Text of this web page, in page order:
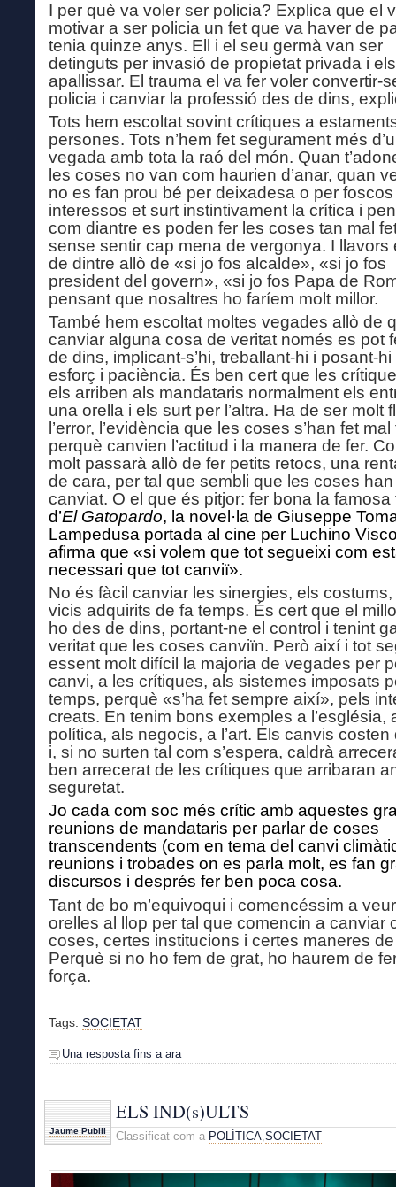
I per què va voler ser policia? Explica que el
motivar a ser policia un fet que va haver de
tenia quinze anys. Ell i el seu germà van ser
detinguts per invasió de propietat privada i
apallissar. El trauma el va fer voler convertir-
policia i canviar la professió des de dins,
Tots hem escoltat sovint crítiques a
persones. Tots n’hem fet segurament més
vegada amb tota la raó del món. Quan
les coses no van com haurien d’anar, quan
no es fan prou bé per deixadesa o per foscos
interessos et surt instintivament la crítica i
com diantre es poden fer les coses tan mal
sense sentir cap mena de vergonya. I llavors
de dintre allò de «si jo fos alcalde», «si jo fos
president del govern», «si jo fos Papa de
pensant que nosaltres ho faríem molt millor.
També hem escoltat moltes vegades allò de
canviar alguna cosa de veritat només es pot
de dins, implicant-s’hi, treballant-hi i posant-hi
esforç i paciència. És ben cert que les
els arriben als mandataris normalment els
una orella i els surt per l’altra. Ha de ser molt
l’error, l’evidència que les coses s’han fet
perquè canvien l’actitud i la manera de fer.
molt passarà allò de fer petits retocs, una
de cara, per tal que sembli que les coses han
canviat. O el que és pitjor: fer bona la famosa
d’El Gatopardo, la novel·la de Giuseppe
Lampedusa portada al cine per Luchino
afirma que «si volem que tot segueixi com
necessari que tot canviï».
No és fàcil canviar les sinergies, els costums,
vicis adquirits de fa temps. És cert que el
ho des de dins, portant-ne el control i tenint
veritat que les coses canviïn. Però així i tot
essent molt difícil la majoria de vegades per
canvi, a les crítiques, als sistemes imposats
temps, perquè «s’ha fet sempre així», pels
creats. En tenim bons exemples a l’església,
política, als negocis, a l’art. Els canvis costen
i, si no surten tal com s’espera, caldrà
ben arrecerat de les crítiques que arribaran
seguretat.
Jo cada com soc més crític amb aquestes
reunions de mandataris per parlar de coses
transcendents (com en tema del canvi
reunions i trobades on es parla molt, es fan
discursos i després fer ben poca cosa.
Tant de bo m’equivoqui i comencéssim a
orelles al llop per tal que comencin a canviar
coses, certes institucions i certes maneres de
Perquè si no ho fem de grat, ho haurem de
força.
Tags: SOCIETAT
Una resposta fins a ara
Jaume Pubill
ELS IND(s)ULTS
Classificat com a POLÍTICA,SOCIETAT